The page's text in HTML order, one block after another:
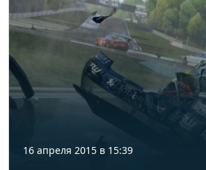
16 апреля 2015 в 15:39